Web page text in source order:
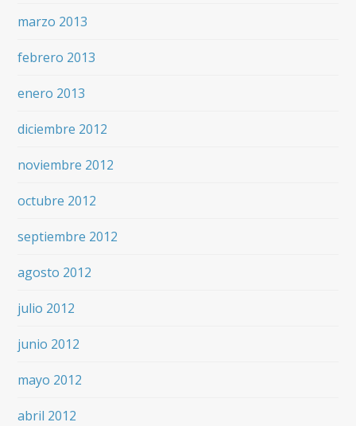
marzo 2013
febrero 2013
enero 2013
diciembre 2012
noviembre 2012
octubre 2012
septiembre 2012
agosto 2012
julio 2012
junio 2012
mayo 2012
abril 2012